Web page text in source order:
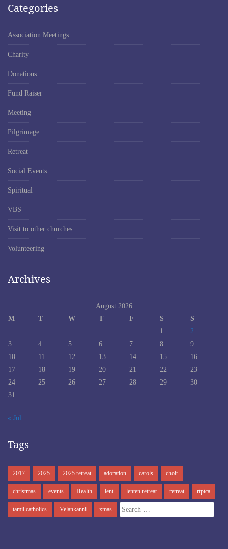
Categories
Association Meetings
Charity
Donations
Fund Raiser
Meeting
Pilgrimage
Retreat
Social Events
Spiritual
VBS
Visit to other churches
Volunteering
Archives
August 2026
M
T W T F S
S
1
2
3
4 5 6 7 8
9
10
11 12 13 14 15
16
17
18 19 20 21 22
23
24
25 26 27 28 29
30
31
« Jul
Tags
2017 2025 2025 retreat adoration carols choir
christmas events Health lent lenten retreat retreat rtptca
tamil catholics Velankanni xmas
Search
for: